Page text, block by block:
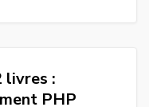
livres :
PHP